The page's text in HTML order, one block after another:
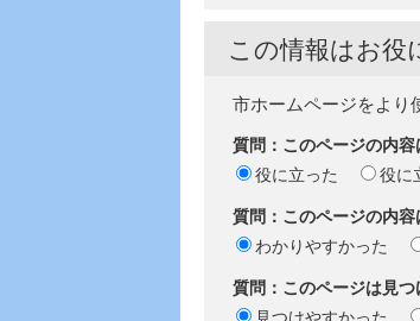
この情報はお役
市ホームページをより
質問：このページの内
役に立った
役に
質問：このページの内
わかりやすかった
質問：このページは見